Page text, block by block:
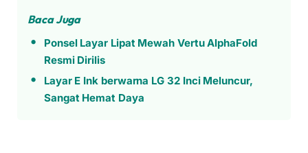
Baca Juga
Ponsel Layar Lipat Mewah Vertu AlphaFold
Resmi Dirilis
Layar E Ink berwarna LG 32 Inci Meluncur,
Sangat Hemat Daya